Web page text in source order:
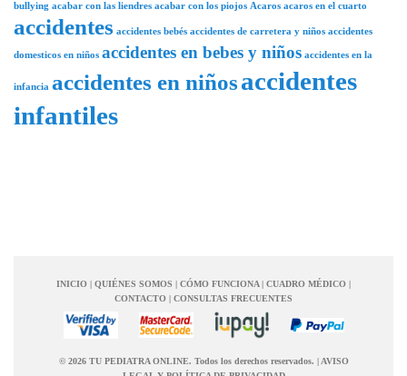
bullying acabar con las liendres acabar con los piojos Acaros acaros en el cuarto
accidentes accidentes bebés accidentes de carretera y niños accidentes
domesticos en niños accidentes en bebes y niños accidentes en la
infancia accidentes en niñosaccidentes
infantiles
INICIO | QUIÉNES SOMOS | CÓMO FUNCIONA | CUADRO MÉDICO |
CONTACTO | CONSULTAS FRECUENTES
© 2026 TU PEDIATRA ONLINE. Todos los derechos reservados. | AVISO